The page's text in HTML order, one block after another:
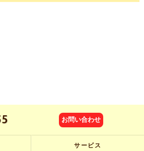
お問い合わせ
サービス